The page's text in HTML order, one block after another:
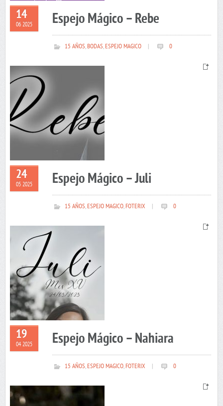
14
06 2025 Espejo Mágico – Rebe
15 AÑOS,BODAS,ESPEJO MAGICO 0
24
05 2025 Espejo Mágico – Juli
15 AÑOS,ESPEJO MAGICO,FOTERIX 0
19
04 2025 Espejo Mágico – Nahiara
15 AÑOS,ESPEJO MAGICO,FOTERIX 0